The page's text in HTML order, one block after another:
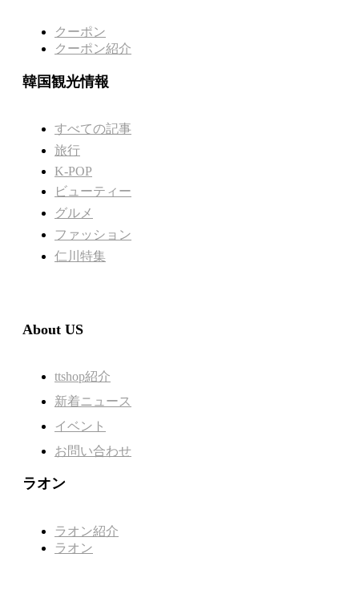
クーポン
クーポン紹介
韓国観光情報
すべての記事
旅行
K-POP
ビューティー
グルメ
ファッション
仁川特集
About US
ttshop紹介
新着ニュース
イベント
お問い合わせ
ラオン
ラオン紹介
ラオン